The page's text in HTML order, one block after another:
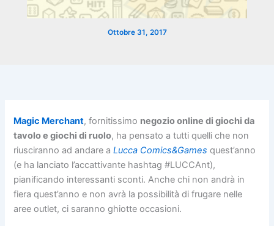
Ottobre 31, 2017
Magic Merchant, fornitissimo negozio online di giochi da
tavolo e giochi di ruolo, ha pensato a tutti quelli che non
riusciranno ad andare aLucca Comics&Games quest’anno
(e ha lanciato l’accattivante hashtag #LUCCAnt),
pianificando interessanti sconti. Anche chi non andrà in
fiera quest’anno e non avrà la possibilità di frugare nelle
aree outlet, ci saranno ghiotte occasioni.